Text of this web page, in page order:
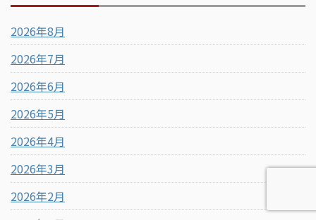
2026年8月
2026年7月
2026年6月
2026年5月
2026年4月
2026年3月
2026年2月